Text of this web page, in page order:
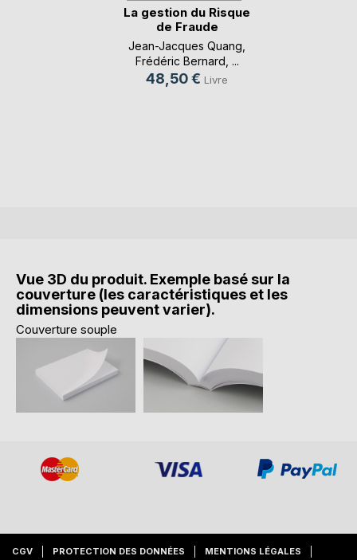
La gestion du Risque
de Fraude
Jean-Jacques Quang
Frédéric Bernard , ...
48,50 € Livre
Vue 3D du produit. Exemple basé sur la
couverture (les caractéristiques et les
dimensions peuvent varier).
Couverture souple
CGV PROTECTION DES DONNÉES MENTIONS LÉGALES